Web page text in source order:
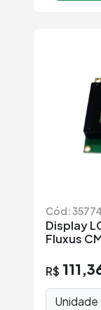
Cód: 35774
Display
Fluxus
R$
Unidade